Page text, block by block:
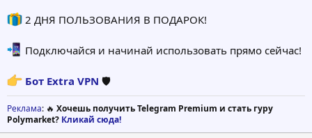
2 ДНЯ ПОЛЬЗОВАНИЯ В ПОДАРОК!
Подключайся и начинай использовать прямо сейчас!
Бот Extra VPN 🛡
Реклама: 🔥 Хочешь получить Telegram Premium и стать гуру
Polymarket? Кликай сюда!